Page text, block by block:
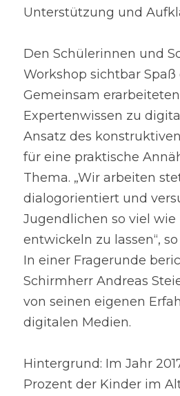
Unterstützung und
Den Schülerinnen und
Workshop sichtbar Spaß
Gemeinsam
Expertenwissen zu
Ansatz des
für eine praktische
Thema. „Wir arbeiten
dialogorientiert und
Jugendlichen so viel
entwickeln zu lassen“,
In einer Fragerunde
Schirmherr Andreas
von seinen eigenen
digitalen Medien.
Hintergrund: Im Jahr
Prozent der Kinder im